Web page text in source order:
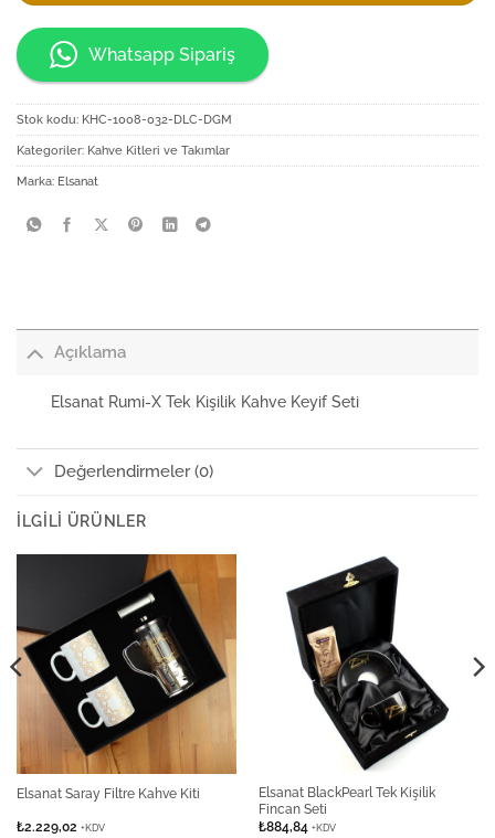
Whatsapp Sipariş
Stok kodu: KHC-1008-032-DLC-DGM
Kategoriler: Kahve Kitleri ve Takımlar
Marka: Elsanat
Açıklama
Elsanat Rumi-X Tek Kişilik Kahve Keyif Seti
Değerlendirmeler (0)
İLGILI ÜRÜNLER
Elsanat Saray Filtre Kahve Kiti
₺2.229,02 +KDV
Elsanat BlackPearl Tek Kişilik
Fincan Seti
₺884,84 +KDV